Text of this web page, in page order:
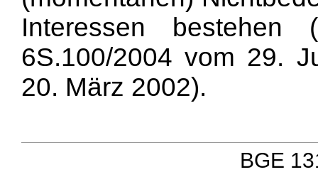
Interessen bestehen
6S.100/2004 vom 29.
20. März 2002).
BGE